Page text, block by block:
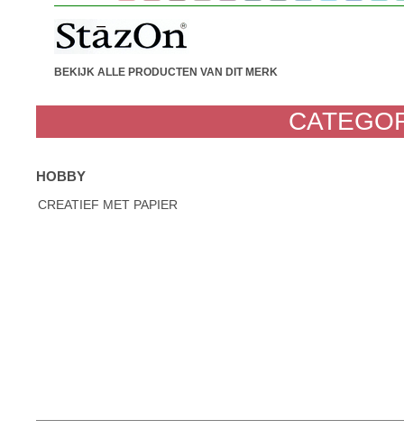
BEKIJK ALLE PRODUCTEN VAN DIT MERK
HOBBY
CREATIEF MET PAPIER